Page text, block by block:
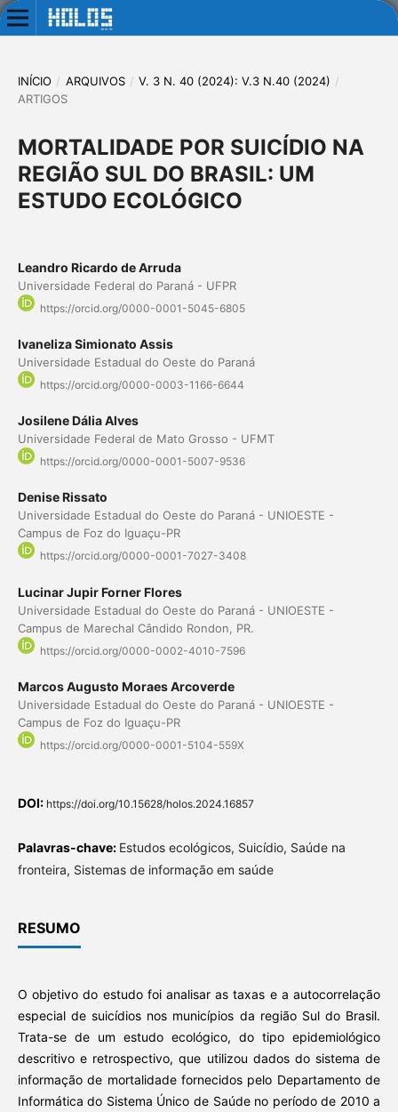
INÍCIO / ARQUIVOS / V. 3 N. 40 (2024): V.3 N.40 (2024) /
ARTIGOS
MORTALIDADE POR SUICÍDIO NA
REGIÃO SUL DO BRASIL: UM
ESTUDO ECOLÓGICO
Leandro Ricardo de Arruda
Universidade Federal do Paraná - UFPR
https://orcid.org/0000-0001-5045-6805
Ivaneliza Simionato Assis
Universidade Estadual do Oeste do Paraná
https://orcid.org/0000-0003-1166-6644
Josilene Dália Alves
Universidade Federal de Mato Grosso - UFMT
https://orcid.org/0000-0001-5007-9536
Denise Rissato
Universidade Estadual do Oeste do Paraná - UNIOESTE -
Campus de Foz do Iguaçu-PR
https://orcid.org/0000-0001-7027-3408
Lucinar Jupir Forner Flores
Universidade Estadual do Oeste do Paraná - UNIOESTE -
Campus de Marechal Cândido Rondon, PR.
https://orcid.org/0000-0002-4010-7596
Marcos Augusto Moraes Arcoverde
Universidade Estadual do Oeste do Paraná - UNIOESTE -
Campus de Foz do Iguaçu-PR
https://orcid.org/0000-0001-5104-559X
DOI: https://doi.org/10.15628/holos.2024.16857
Palavras-chave: Estudos ecológicos, Suicídio, Saúde na
fronteira, Sistemas de informação em saúde
RESUMO
O objetivo do estudo foi analisar as taxas e a autocorrelação
especial de suicídios nos municípios da região Sul do Brasil.
Trata-se de um estudo ecológico, do tipo epidemiológico
descritivo e retrospectivo, que utilizou dados do sistema de
informação de mortalidade fornecidos pelo Departamento de
Informática do Sistema Único de Saúde no período de 2010 a